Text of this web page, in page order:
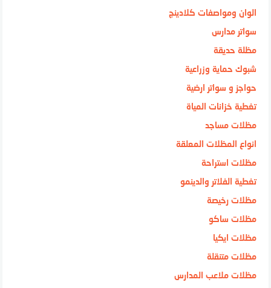
الوان ومواصفات كلادينج
سواتر مدارس
مظلة حديقة
شبوك حماية وزراعية
حواجز و سواتر ارضية
تغطية خزانات المياة
مظلات مساجد
انواع المظلات المعلقة
مظلات استراحة
تغطية الفلاتر والدينمو
مظلات رخيصة
مظلات ساكو
مظلات ايكيا
مظلات متنقلة
مظلات ملاعب المدارس